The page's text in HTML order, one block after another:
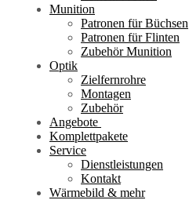
Munition
Patronen für Büchsen
Patronen für Flinten
Zubehör Munition
Optik
Zielfernrohre
Montagen
Zubehör
Angebote
Komplettpakete
Service
Dienstleistungen
Kontakt
Wärmebild & mehr